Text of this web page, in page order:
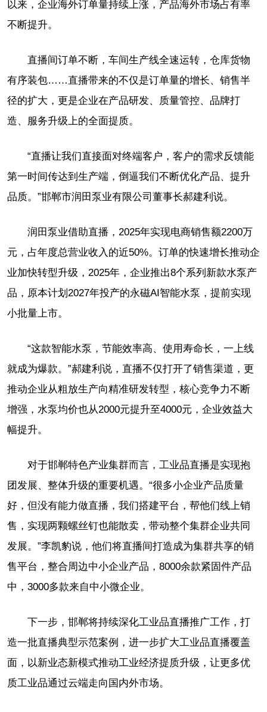
以来，企业海外订单量持续上涨，产品海外市场占有率
不断提升。
直播间订单不断，车间生产线全速运转，仓库货物
有序装包……直播带来的不仅是订单量的增长、销售半
径的扩大，更是企业在产品研发、质量管控、品牌打
造、服务升级上的全面提质。
“直播让我们直接面对终端客户，客户的需求反馈能
第一时间传达到生产端，倒逼我们不断优化产品、提升
品质。”邯郸市润田泵业有限公司董事长郝建利说。
润田泵业借助直播，2025年实现电商销售额2200万
元，占年度总营业收入的近50%。订单的快速增长推动企
业加快转型升级，2025年，企业推出8个系列新款水泵产
品，原本计划2027年投产的永磁AI智能水泵，提前实现
小批量上市。
“这款智能水泵，节能效率高、使用寿命长，一上线
就成为爆款。”郝建利说，直播不仅打开了销售渠道，更
推动企业从粗放生产向精准研发转型，核心竞争力不断
增强，水泵均价也从2000元提升至4000元，企业效益大
幅提升。
对于邯郸特色产业集群而言，工业品直播是实现抱
团发展、整体升级的重要机遇。“很多小企业产品质量
好，但没有能力做直播，我们搭建平台，帮他们线上销
售，实现两颗螺丝钉也能散卖，带动整个集群企业共同
发展。”李凯豹说，他们将直播间打造成为集群共享的销
售平台，整合周边中小企业产品，8000余款紧固件产品
中，3000多款来自中小微企业。
下一步，邯郸将持续深化工业品直播推广工作，打
造一批直播典型示范案例，进一步扩大工业品直播覆盖
面，以新业态新模式推动工业经济提质升级，让更多优
质工业品通过云端走向国内外市场。